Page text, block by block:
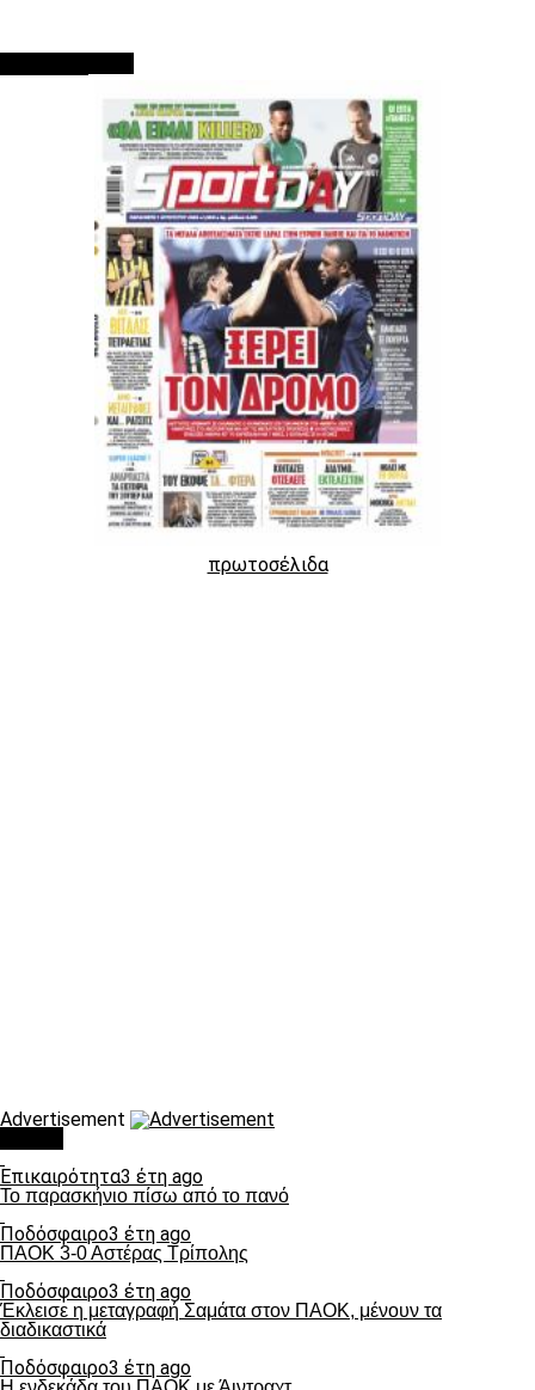
πρωτοσέλιδα
Advertisement
Επικαιρότητα3 έτη ago
Το παρασκήνιο πίσω από το πανό
Ποδόσφαιρο3 έτη ago
ΠΑΟΚ 3-0 Αστέρας Τρίπολης
Ποδόσφαιρο3 έτη ago
Έκλεισε η μεταγραφή Σαμάτα στον ΠΑΟΚ, μένουν τα
διαδικαστικά
Ποδόσφαιρο3 έτη ago